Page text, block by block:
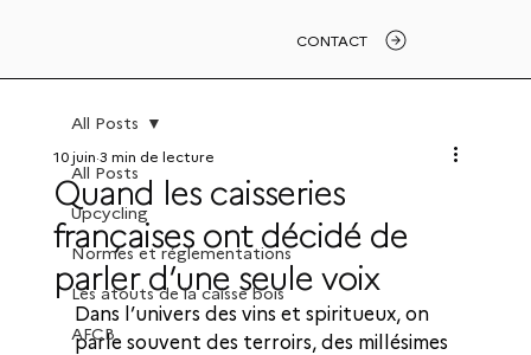
CONTACT
All Posts
Upcycling
Normes et réglementations
Les atouts de la caisse bois
AFCB
All Posts
Quand les caisseries
françaises ont décidé de
parler d’une seule voix
10 juin 3 min de lecture
Dans l’univers des vins et spiritueux, on
parle souvent des terroirs, des millésimes